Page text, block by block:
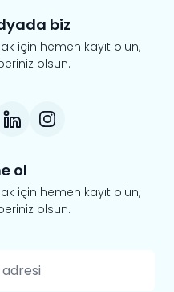
biz
için hemen kayıt olun,
olsun.
ol
için hemen kayıt olun,
olsun.